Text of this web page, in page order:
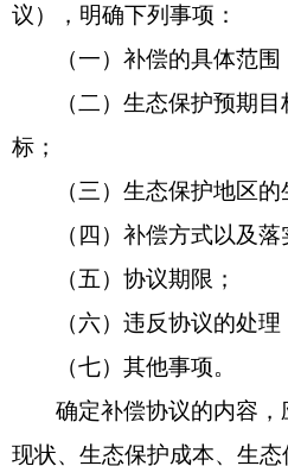
议），明确下列事项：
（一）补偿的具体范围
（二）生态保护预期
标；
（三）生态保护地区
（四）补偿方式以及
（五）协议期限；
（六）违反协议的处理
（七）其他事项。
确定补偿协议的内容
现状、生态保护成本、生